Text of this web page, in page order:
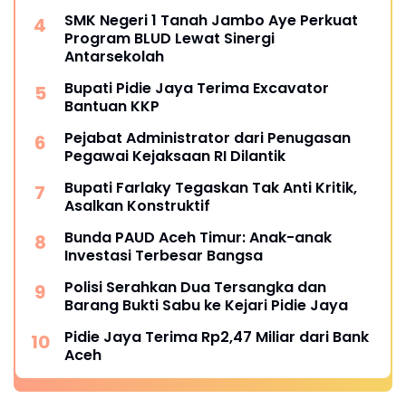
SMK Negeri 1 Tanah Jambo Aye Perkuat
Program BLUD Lewat Sinergi
Antarsekolah
Bupati Pidie Jaya Terima Excavator
Bantuan KKP
Pejabat Administrator dari Penugasan
Pegawai Kejaksaan RI Dilantik
Bupati Farlaky Tegaskan Tak Anti Kritik,
Asalkan Konstruktif
Bunda PAUD Aceh Timur: Anak-anak
Investasi Terbesar Bangsa
Polisi Serahkan Dua Tersangka dan
Barang Bukti Sabu ke Kejari Pidie Jaya
Pidie Jaya Terima Rp2,47 Miliar dari Bank
Aceh